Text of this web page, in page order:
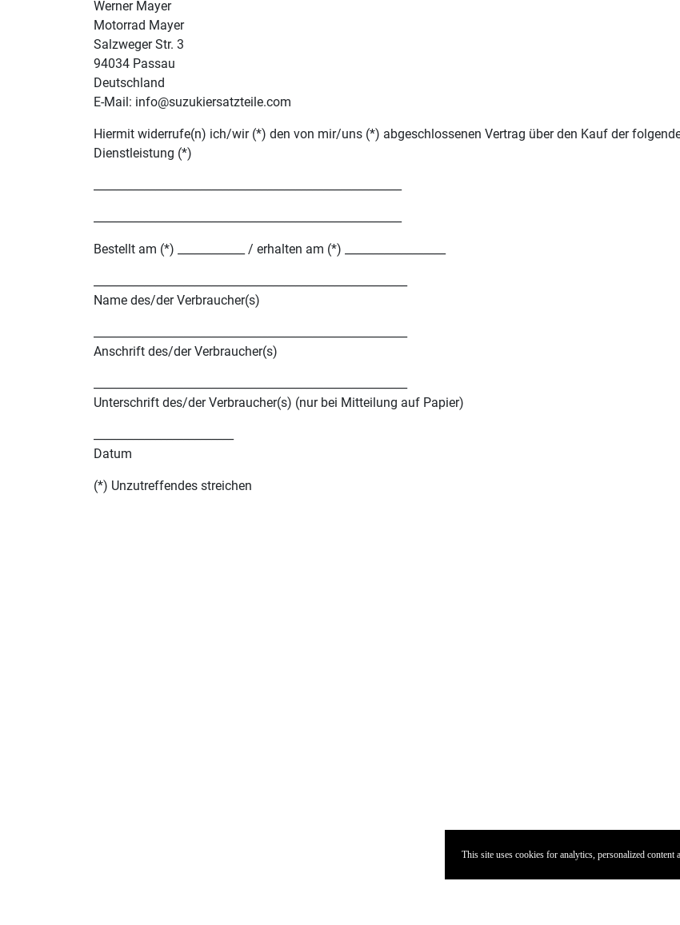
Werner Mayer
Motorrad Mayer
Salzweger Str. 3
94034 Passau
Deutschland
E-Mail: info@suzukiersatzteile.com
Hiermit widerrufe(n) ich/wir (*) den von mir/uns (*) abgeschlossenen Vertrag über den Kauf der
Dienstleistung (*)
Bestellt am (*) ____________ / erhalten am (*) __________________
Name des/der Verbraucher(s)
Anschrift des/der Verbraucher(s)
Unterschrift des/der Verbraucher(s) (nur bei Mitteilung auf Papier)
Datum
(*) Unzutreffendes streichen